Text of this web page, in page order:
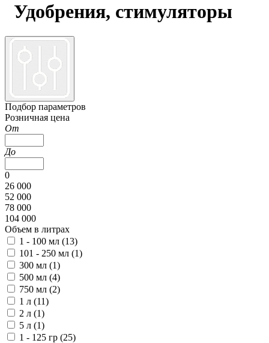
Удобрения, стимуляторы
Подбор параметров
Розничная цена
От
До
0
26 000
52 000
78 000
104 000
Объем в литрах
1 - 100 мл (13)
101 - 250 мл (1)
300 мл (1)
500 мл (4)
750 мл (2)
1 л (11)
2 л (1)
5 л (1)
1 - 125 гр (25)